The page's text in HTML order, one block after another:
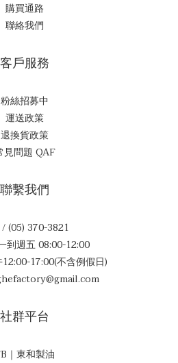
購買通路
聯絡我們
客戶服務
粉絲招募中
運送政策
退換貨政策
見問題 QAF
聯繫我們
(05) 370-3821
到週五 08:00-12:00
17:00(不含例假日)
社群平台
｜東和製油